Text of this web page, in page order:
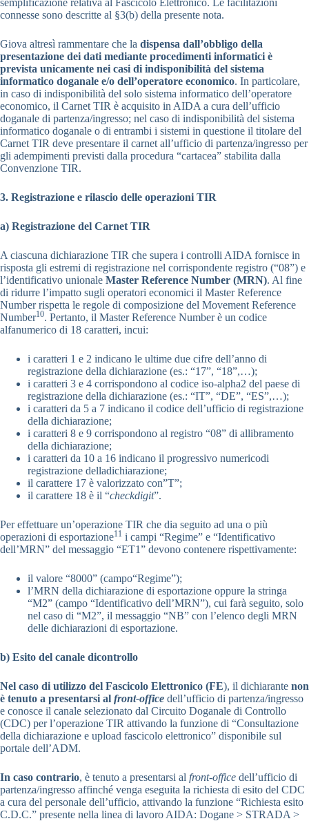
semplificazione relativa al Fascicolo Elettronico. Le facilitazioni
connesse sono descritte al §3(b) della presente nota.
Giova altresì rammentare che la dispensa dall’obbligo della
presentazione dei dati mediante procedimenti informatici è
prevista unicamente nei casi di indisponibilità del sistema
informatico doganale e/o dell’operatore economico. In particolare,
in caso di indisponibilità del solo sistema informatico dell’operatore
economico, il Carnet TIR è acquisito in AIDA a cura dell’ufficio
doganale di partenza/ingresso; nel caso di indisponibilità del sistema
informatico doganale o di entrambi i sistemi in questione il titolare del
Carnet TIR deve presentare il carnet all’ufficio di partenza/ingresso per
gli adempimenti previsti dalla procedura “cartacea” stabilita dalla
Convenzione TIR.
3. Registrazione e rilascio delle operazioni TIR
a) Registrazione del Carnet TIR
A ciascuna dichiarazione TIR che supera i controlli AIDA fornisce in
risposta gli estremi di registrazione nel corrispondente registro (“08”) e
l’identificativo unionale Master Reference Number (MRN). Al fine
di ridurre l’impatto sugli operatori economici il Master Reference
Number rispetta le regole di composizione del Movement Reference
Number10. Pertanto, il Master Reference Number è un codice
alfanumerico di 18 caratteri, incui:
i caratteri 1 e 2 indicano le ultime due cifre dell’anno di
registrazione della dichiarazione (es.: “17”, “18”,…);
i caratteri 3 e 4 corrispondono al codice iso-alpha2 del paese di
registrazione della dichiarazione (es.: “IT”, “DE”, “ES”,…);
i caratteri da 5 a 7 indicano il codice dell’ufficio di registrazione
della dichiarazione;
i caratteri 8 e 9 corrispondono al registro “08” di allibramento
della dichiarazione;
i caratteri da 10 a 16 indicano il progressivo numericodi
registrazione delladichiarazione;
il carattere 17 è valorizzato con”T”;
il carattere 18 è il “checkdigit”.
Per effettuare un’operazione TIR che dia seguito ad una o più
operazioni di esportazione11 i campi “Regime” e “Identificativo
dell’MRN” del messaggio “ET1” devono contenere rispettivamente:
il valore “8000” (campo“Regime”);
l’MRN della dichiarazione di esportazione oppure la stringa
“M2” (campo “Identificativo dell’MRN”), cui farà seguito, solo
nel caso di “M2”, il messaggio “NB” con l’elenco degli MRN
delle dichiarazioni di esportazione.
b) Esito del canale dicontrollo
Nel caso di utilizzo del Fascicolo Elettronico (FE), il dichiarante non
è tenuto a presentarsi al front-office dell’ufficio di partenza/ingresso
e conosce il canale selezionato dal Circuito Doganale di Controllo
(CDC) per l’operazione TIR attivando la funzione di “Consultazione
della dichiarazione e upload fascicolo elettronico” disponibile sul
portale dell’ADM.
In caso contrario, è tenuto a presentarsi al front-office dell’ufficio di
partenza/ingresso affinché venga eseguita la richiesta di esito del CDC
a cura del personale dell’ufficio, attivando la funzione “Richiesta esito
C.D.C.” presente nella linea di lavoro AIDA: Dogane > STRADA >